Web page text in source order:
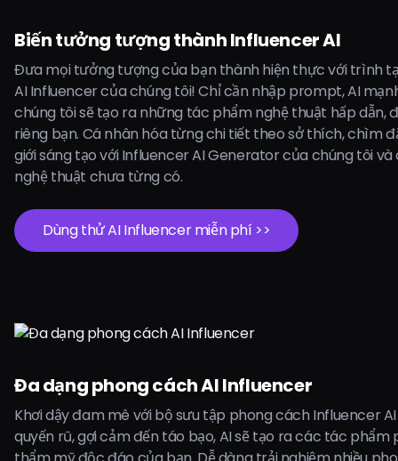
Biến tưởng tượng thành Influencer AI
Đưa mọi tưởng tượng của bạn thành hiện thực với trình
AI Influencer của chúng tôi! Chỉ cần nhập prompt, AI
chúng tôi sẽ tạo ra những tác phẩm nghệ thuật hấp dẫn,
riêng bạn. Cá nhân hóa từng chi tiết theo sở thích, chìm
giới sáng tạo với Influencer AI Generator của chúng tôi và
nghệ thuật chưa từng có.
Dùng thử AI Influencer miễn phí >>
Đa dạng phong cách AI Influencer
Khơi dậy đam mê với bộ sưu tập phong cách Influencer
quyến rũ, gợi cảm đến táo bạo, AI sẽ tạo ra các tác phẩm